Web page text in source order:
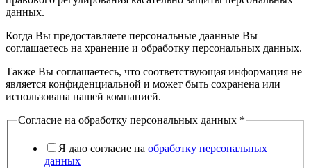
данных.
Когда Вы предоставляете персональные даанные Вы
соглашаетесь на хранение и обработку персональных данных.
Также Вы соглашаетесь, что соответствующая информация не
является конфиденциальной и может быть сохранена или
использована нашей компанией.
Согласие на обработку персональных данных *
Я даю согласие на обработку персональных
данных